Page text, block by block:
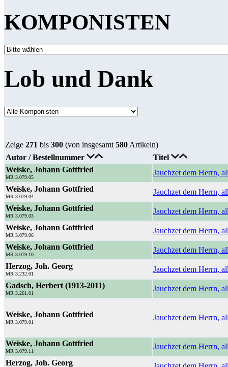
KOMPONISTEN
Lob und Dank
Zeige 271 bis 300 (von insgesamt 580 Artikeln)
Autor / Bestellnummer
Titel
Weiske, Johann Gottfried
MR 3.079.05
Jauchzet dem Herrn,
Weiske, Johann Gottfried
MR 3.079.04
Jauchzet dem Herrn,
Weiske, Johann Gottfried
MR 3.079.03
Jauchzet dem Herrn,
Weiske, Johann Gottfried
MR 3.079.06
Jauchzet dem Herrn,
Weiske, Johann Gottfried
MR 3.079.10
Jauchzet dem Herrn,
Herzog, Joh. Georg
MR 3.232.01
Jauchzet dem Herrn,
Gadsch, Herbert (1913-2011)
MR 3.261.01
Jauchzet dem Herrn,
Weiske, Johann Gottfried
MR 3.079.01
Jauchzet dem Herrn,
Weiske, Johann Gottfried
MR 3.079.11
Jauchzet dem Herrn,
Herzog, Joh. Georg